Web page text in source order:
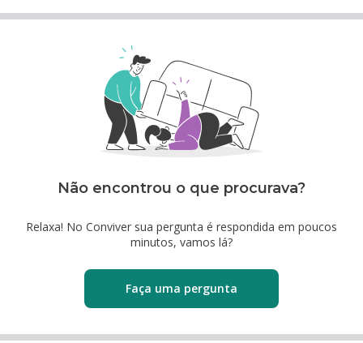
Não encontrou o que procurava?
Relaxa! No Conviver sua pergunta é respondida em poucos
minutos, vamos lá?
Faça uma pergunta